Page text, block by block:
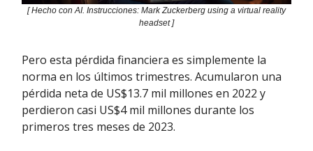
[ Hecho con AI. Instrucciones: Mark Zuckerberg using a virtual reality
headset ]
Pero esta pérdida financiera es simplemente la
norma en los últimos trimestres. Acumularon una
pérdida neta de US$13.7 mil millones en 2022 y
perdieron casi US$4 mil millones durante los
primeros tres meses de 2023.